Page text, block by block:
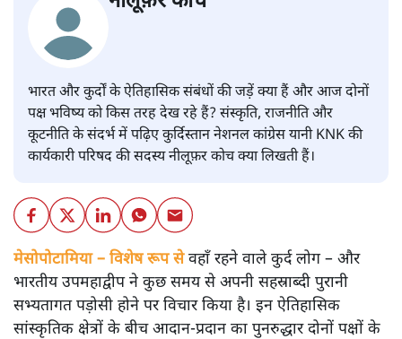
कुर्दिस्तान
नीलूफ़र कोच
भारत और कुर्दों के ऐतिहासिक संबंधों की जड़ें क्या हैं और आज दोनों
पक्ष भविष्य को किस तरह देख रहे हैं? संस्कृति, राजनीति और